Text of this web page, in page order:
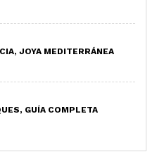
JOYA MEDITERRÁNEA
GUÍA COMPLETA